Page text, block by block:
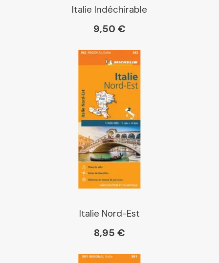
Italie Indéchirable
9,50 €
Italie Nord-Est
8,95 €